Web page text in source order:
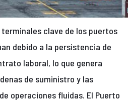
clave de los puertos
debido a la persistencia de
laboral, lo que genera
de suministro y las
operaciones fluidas. El Puerto